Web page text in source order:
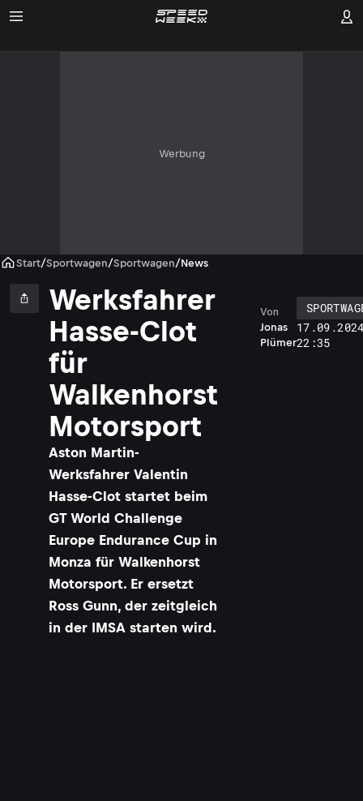
Werbung
Start/Sportwagen/Sportwagen/News
Werksfahrer
Hasse-Clot
für
Walkenhorst
Motorsport
Aston Martin-
Werksfahrer Valentin
Hasse-Clot startet beim
GT World Challenge
Europe Endurance Cup in
Monza für Walkenhorst
Motorsport. Er ersetzt
Ross Gunn, der zeitgleich
in der IMSA starten wird.
Jonas
Plümer
Von
22:35